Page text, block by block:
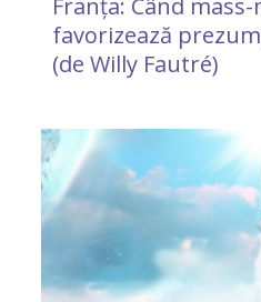
Franța: Când
favorizează
(de Willy Fautré)